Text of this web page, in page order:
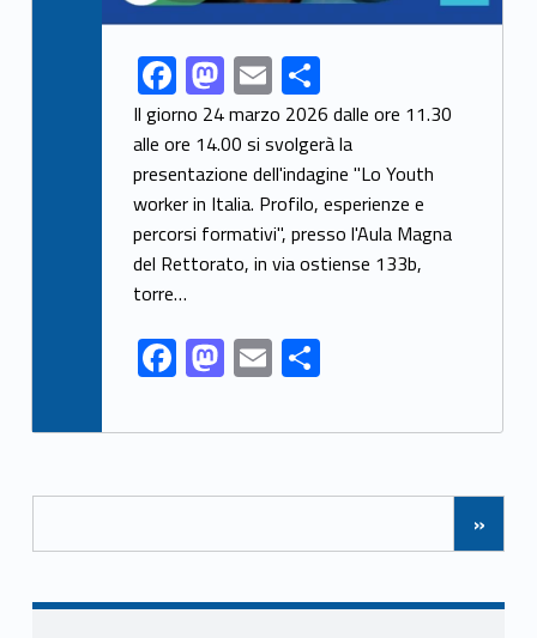
Link identifier share facebook archive #share-link-archive-11815F
ac
e
b
o
o
k
M
as
to
d
o
n
E
m
ai
l
S
h
ar
e
Il giorno 24 marzo 2026 dalle ore 11.30
alle ore 14.00 si svolgerà la
presentazione dell'indagine "Lo Youth
worker in Italia. Profilo, esperienze e
percorsi formativi", presso l'Aula Magna
del Rettorato, in via ostiense 133b,
torre…
F
ac
e
o
o
k
M
as
to
o
n
E
m
ai
S
ar
Posts Navigation
»